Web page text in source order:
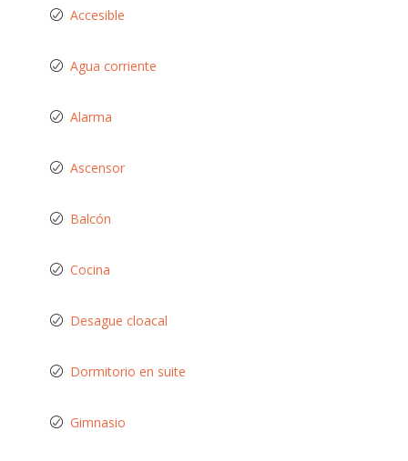
Accesible
Agua corriente
Alarma
Ascensor
Balcón
Cocina
Desague cloacal
Dormitorio en suite
Gimnasio